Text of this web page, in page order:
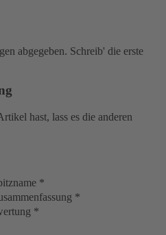
abgegeben. Schreib' die erste
hast, lass es die anderen
*
*
*